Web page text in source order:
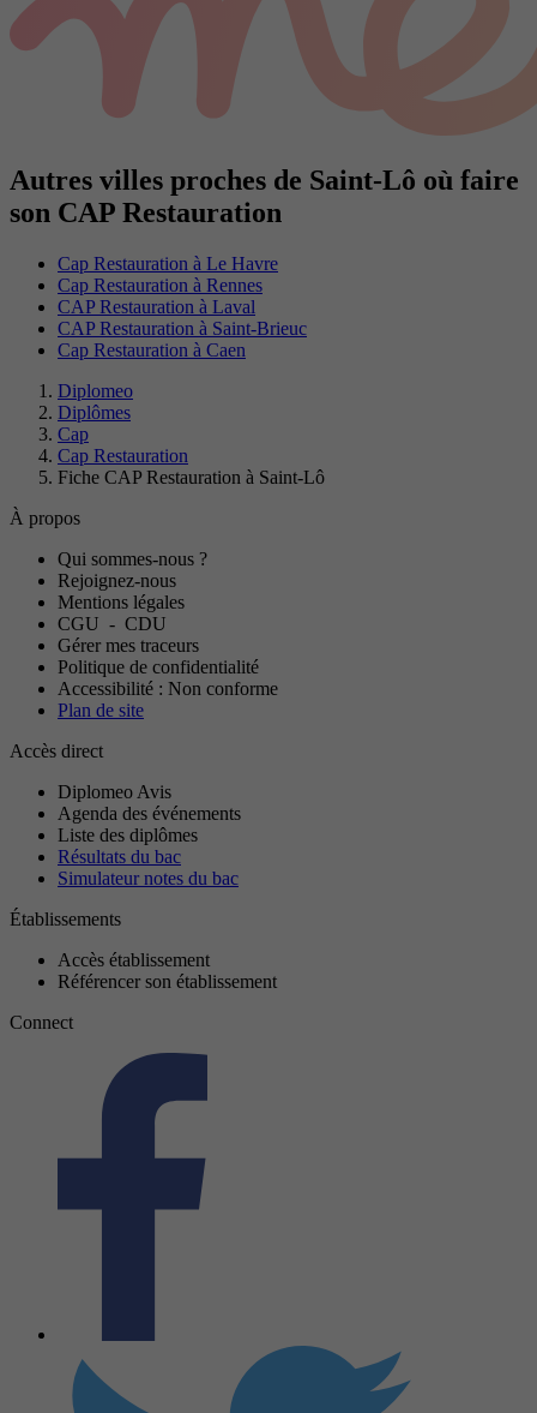
Autres villes proches de Saint-Lô où faire
son CAP Restauration
Cap Restauration à Le Havre
Cap Restauration à Rennes
CAP Restauration à Laval
CAP Restauration à Saint-Brieuc
Cap Restauration à Caen
Diplomeo
Diplômes
Cap
Cap Restauration
Fiche CAP Restauration à Saint-Lô
À propos
Qui sommes-nous ?
Rejoignez-nous
Mentions légales
CGU - CDU
Gérer mes traceurs
Politique de confidentialité
Accessibilité : Non conforme
Plan de site
Accès direct
Diplomeo Avis
Agenda des événements
Liste des diplômes
Résultats du bac
Simulateur notes du bac
Établissements
Accès établissement
Référencer son établissement
Connect